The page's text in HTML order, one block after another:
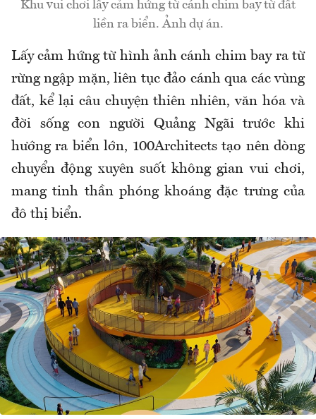
Khu vui chơi lấy cảm hứng từ cánh chim bay từ đất
liền ra biển. Ảnh dự án.
Lấy cảm hứng từ hình ảnh cánh chim bay ra từ
rừng ngập mặn, liên tục đảo cánh qua các vùng
đất, kể lại câu chuyện thiên nhiên, văn hóa và
đời sống con người Quảng Ngãi trước khi
hướng ra biển lớn, 100Architects tạo nên dòng
chuyển động xuyên suốt không gian vui chơi,
mang tinh thần phóng khoáng đặc trưng của
đô thị biển.